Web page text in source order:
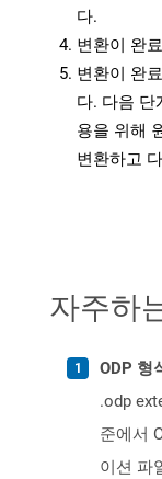
다.
변환이 완
변환이 완
다. 다음 단
용을 위해
변환하고
자주하
ODP 형
.odp
준에서
이션 파